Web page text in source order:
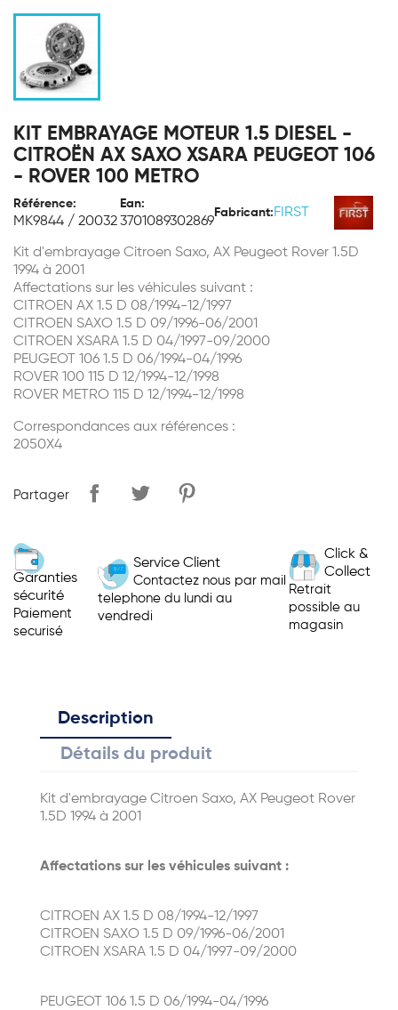
KIT EMBRAYAGE MOTEUR 1.5 DIESEL -
CITROËN AX SAXO XSARA PEUGEOT 106
- ROVER 100 METRO
Référence:
MK9844 / 20032
Ean:
3701089302869
Fabricant: FIRST
Kit d'embrayage Citroen Saxo, AX Peugeot Rover 1.5D
1994 à 2001
Affectations sur les véhicules suivant :
CITROEN AX 1.5 D 08/1994-12/1997
CITROEN SAXO 1.5 D 09/1996-06/2001
CITROEN XSARA 1.5 D 04/1997-09/2000
PEUGEOT 106 1.5 D 06/1994-04/1996
ROVER 100 115 D 12/1994-12/1998
ROVER METRO 115 D 12/1994-12/1998
Correspondances aux références :
2050X4
Partager
Garanties
sécurité
Paiement
securisé
Service Client
Contactez nous par mail
telephone du lundi au
vendredi
Click &
Collect
Retrait
possible au
magasin
Description
Détails du produit
Kit d'embrayage Citroen Saxo, AX Peugeot Rover
1.5D 1994 à 2001
Affectations sur les véhicules suivant :
CITROEN AX 1.5 D 08/1994-12/1997
CITROEN SAXO 1.5 D 09/1996-06/2001
CITROEN XSARA 1.5 D 04/1997-09/2000
PEUGEOT 106 1.5 D 06/1994-04/1996